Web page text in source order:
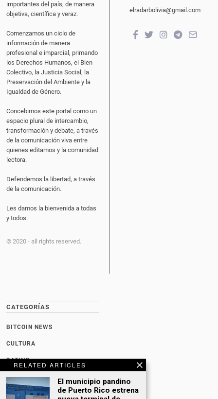
RELATED ARTICLES
El municipio pandino
de Puerto Rico estrena
importantes del país, de manera
objetiva, científica y veraz.
Comenzamos un ciclo de
información de manera
profesional e imparcial, primando
los Derechos Humanos, el Bien
Colectivo, la Justicia Social, la
Preservación del Ambiente y la
Igualdad de Género.
Concebimos este portal como un
espacio plural de intercambio,
transformación y debate, a través
de la comunicación viva entre
quienes editamos y la comunidad
lectora.
Defendemos la libertad, a través
de la comunicación.
Les damos la bienvenida a todas
y todos.
© 2020 - all rights reserved.
elradarbolivia@gmail.com
CATEGORÍAS
BITCOIN NEWS
CULTURA
DATING
DEPORTES
ECONOMÍA